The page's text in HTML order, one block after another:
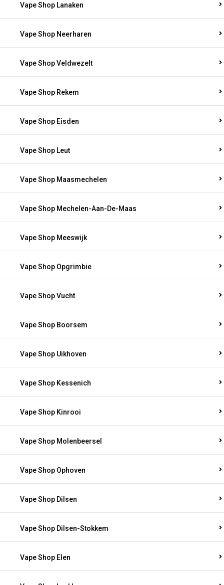
Vape Shop Lanaken
Vape Shop Neerharen
Vape Shop Veldwezelt
Vape Shop Rekem
Vape Shop Eisden
Vape Shop Leut
Vape Shop Maasmechelen
Vape Shop Mechelen-Aan-De-Maas
Vape Shop Meeswijk
Vape Shop Opgrimbie
Vape Shop Vucht
Vape Shop Boorsem
Vape Shop Uikhoven
Vape Shop Kessenich
Vape Shop Kinrooi
Vape Shop Molenbeersel
Vape Shop Ophoven
Vape Shop Dilsen
Vape Shop Dilsen-Stokkem
Vape Shop Elen